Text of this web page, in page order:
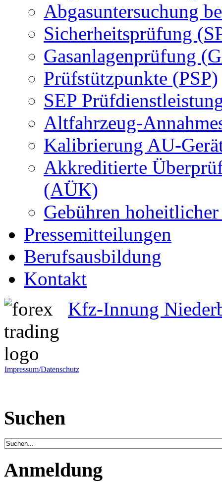
Abgasuntersuchung
Sicherheitsprüfung
Gasanlagenprüfung
Prüfstützpunkte (PSP)
SEP
Altfahrzeug-
Kalibrierung AU-
Akkreditierte
(AÜK)
Gebühren
Pressemitteilungen
Berufsausbildung
Kontakt
Kfz-Innung
Impressum/Datenschutz
Suchen
Anmeldung